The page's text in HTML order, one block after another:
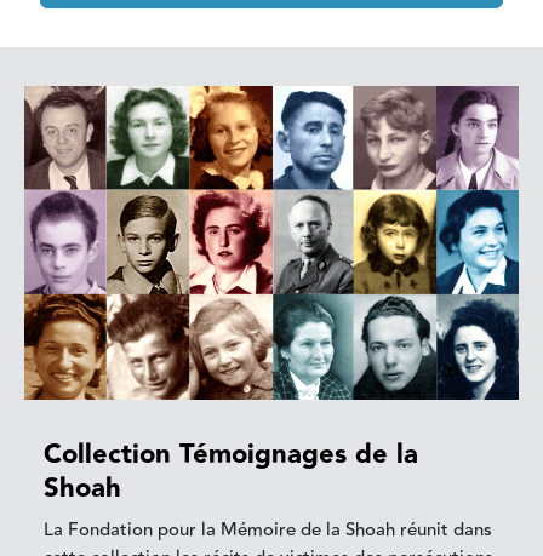
Collection Témoignages de la
Shoah
La Fondation pour la Mémoire de la Shoah réunit dans